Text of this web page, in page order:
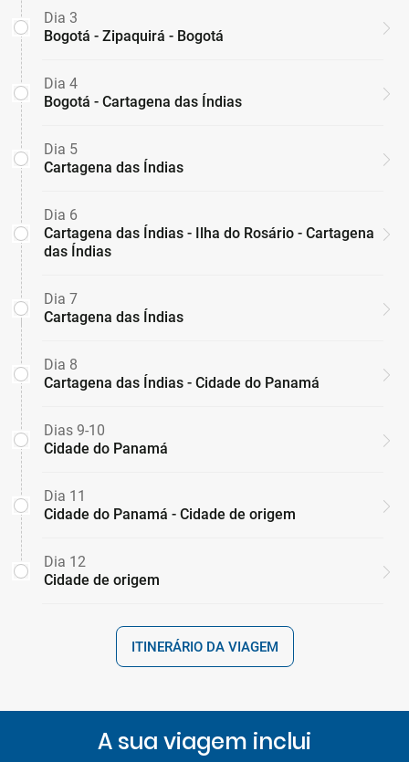
Dia 3
Bogotá - Zipaquirá - Bogotá
Dia 4
Bogotá - Cartagena das Índias
Dia 5
Cartagena das Índias
Dia 6
Cartagena das Índias - Ilha do Rosário - Cartagena
das Índias
Dia 7
Cartagena das Índias
Dia 8
Cartagena das Índias - Cidade do Panamá
Dias 9-10
Cidade do Panamá
Dia 11
Cidade do Panamá - Cidade de origem
Dia 12
Cidade de origem
ITINERÁRIO DA VIAGEM
A sua viagem inclui